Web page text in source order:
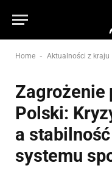
Home - Aktualności z kraju
Zagrożenie
Polski:
a
systemu